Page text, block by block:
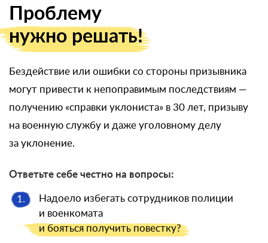
Проблему
нужно решать!
Бездействие или ошибки со стороны призывника
могут привести к непоправимым последствиям —
получению «справки уклониста» в 30 лет, призыву
на военную службу и даже уголовному делу
за уклонение.
Ответьте себе честно на вопросы:
1.
Надоело избегать сотрудников полиции
и военкомата
и бояться получить повестку?